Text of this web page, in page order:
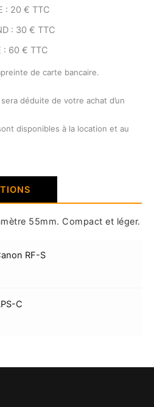
: 20 € TTC
: 30 € TTC
: 60 € TTC
de carte bancaire.
déduite de votre achat d’un
disponibles à la location et au
55mm. Compact et léger.
RF-S
C